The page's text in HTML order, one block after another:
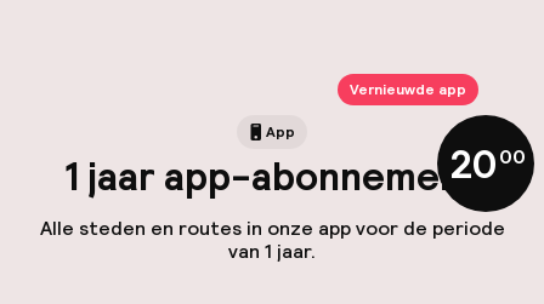
Vernieuwde app
App
1 jaar app-abonnement
Alle steden en routes in onze app voor de periode
van 1 jaar.
20,00